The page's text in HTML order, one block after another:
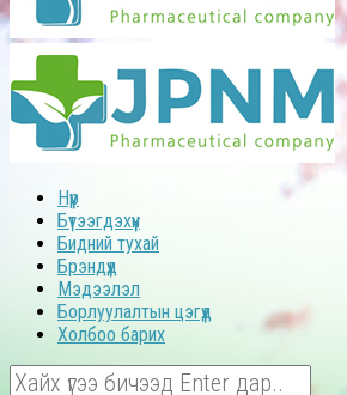
Нүүр
Бүтээгдэхүүн
Бидний тухай
Брэндүүд
Мэдээлэл
Борлуулалтын цэгүүд
Холбоо барих